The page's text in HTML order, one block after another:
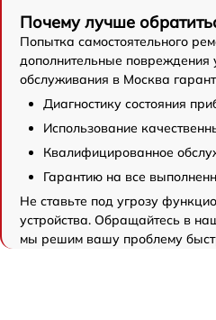
Почему лучше
Попытка самостоятельного
дополнительные повреждения
обслуживания в Москва
Диагностику состояния
Использование
Квалифицированное
Гарантию на все
Не ставьте под угрозу
устройства. Обращайтесь в
мы решим вашу проблему